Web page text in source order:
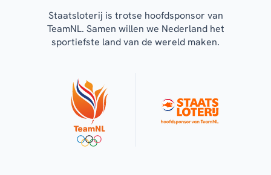
Staatsloterij is trotse hoofdsponsor van
TeamNL. Samen willen we Nederland het
sportiefste land van de wereld maken.